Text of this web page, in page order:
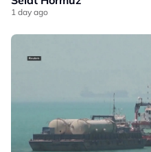
1 day ago